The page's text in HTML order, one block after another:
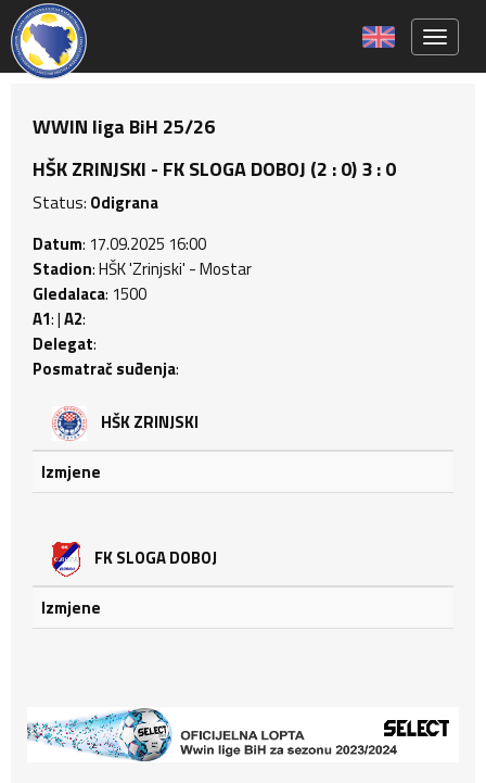
WWIN liga BiH 25/26
HŠK ZRINJSKI - FK SLOGA DOBOJ (2 : 0) 3 : 0
Status: Odigrana
Datum: 17.09.2025 16:00
Stadion: HŠK 'Zrinjski' - Mostar
Gledalaca: 1500
A1: |A2:
Delegat:
Posmatrač suđenja:
HŠK ZRINJSKI
Izmjene
FK SLOGA DOBOJ
Izmjene